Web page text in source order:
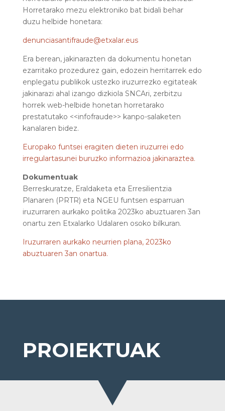
Horretarako mezu elektroniko bat bidali behar
duzu helbide honetara:
denunciasantifraude@etxalar.eus
Era berean, jakinarazten da dokumentu honetan
ezarritako prozedurez gain, edozein herritarrek edo
enplegatu publikok ustezko iruzurrezko egitateak
jakinarazi ahal izango dizkiola SNCAri, zerbitzu
horrek web-helbide honetan horretarako
prestatutako <<infofraude>> kanpo-salaketen
kanalaren bidez.
Europako funtsei eragiten dieten iruzurrei edo
irregulartasunei buruzko informazioa jakinaraztea.
Dokumentuak
Berreskuratze, Eraldaketa eta Erresilientzia
Planaren (PRTR) eta NGEU funtsen esparruan
iruzurraren aurkako politika 2023ko abuztuaren 3an
onartu zen Etxalarko Udalaren osoko bilkuran.
Iruzurraren aurkako neurrien plana, 2023ko
abuztuaren 3an onartua.
PROIEKTUAK